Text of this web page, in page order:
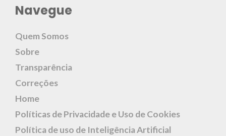
Navegue
Quem Somos
Sobre
Transparência
Correções
Home
Políticas de Privacidade e Uso de Cookies
Política de uso de Inteligência Artificial